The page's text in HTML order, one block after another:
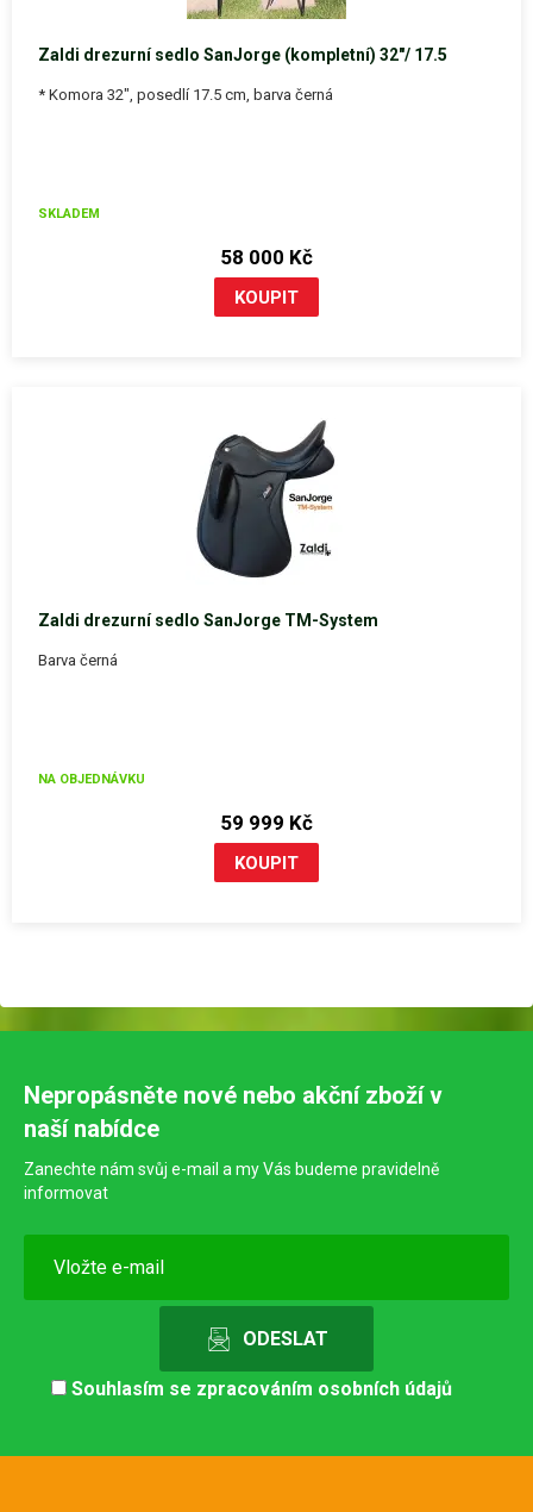
Zaldi drezurní sedlo SanJorge (kompletní) 32"/ 17.5
* Komora 32", posedlí 17.5 cm, barva černá
SKLADEM
58 000 Kč
Zaldi drezurní sedlo SanJorge TM-System
Barva černá
NA OBJEDNÁVKU
59 999 Kč
Nepropásněte nové nebo akční zboží v
naší nabídce
Zanechte nám svůj e-mail a my Vás budeme pravidelně
informovat
Souhlasím se zpracováním osobních údajů